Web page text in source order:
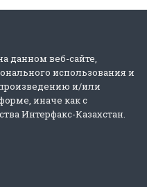
данном веб-сайте,
использования и
и/или
иначе как с
Интерфакс-Казахстан.